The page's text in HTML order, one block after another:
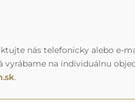
nás telefonicky alebo e-
vyrábame na individuálnu
.